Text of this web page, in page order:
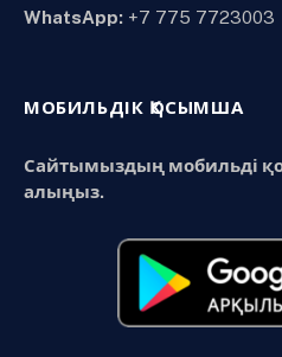
WhatsApp: +7 775 7723003
МОБИЛЬДІК ҚОСЫМША
Сайтымыздың мобильді
алыңыз.